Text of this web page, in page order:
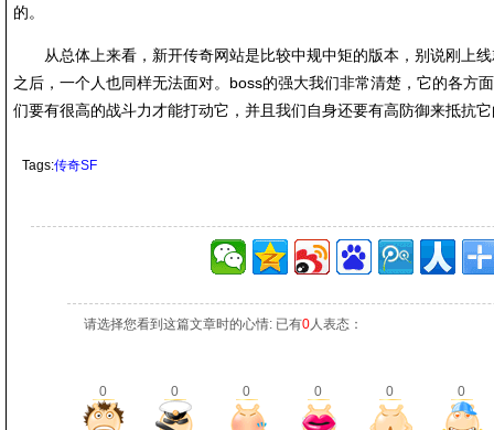
的。
从总体上来看，新开传奇网站是比较中规中矩的版本，别说刚上线
之后，一个人也同样无法面对。boss的强大我们非常清楚，它的各方
们要有很高的战斗力才能打动它，并且我们自身还要有高防御来抵抗
Tags:传奇SF
请选择您看到这篇文章时的心情: 已有0人表态：
0 0 0 0 0 0